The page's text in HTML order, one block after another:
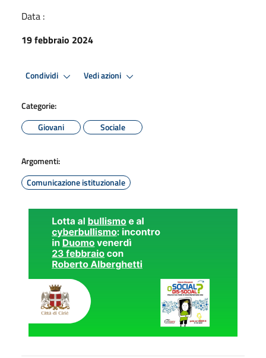
Data :
19 febbraio 2024
Condividi Vedi azioni
Categorie:
Giovani
Sociale
Argomenti:
Comunicazione istituzionale